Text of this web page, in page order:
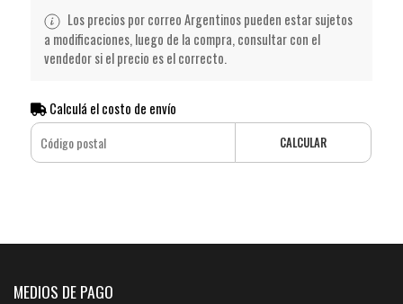
Los precios por correo Argentinos pueden estar sujetos
a modificaciones, luego de la compra, consultar con el
vendedor si el precio es el correcto.
Calculá el costo de envío
CALCULAR
MEDIOS DE PAGO